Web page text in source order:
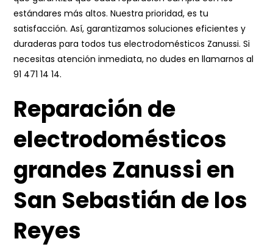
estándares más altos. Nuestra prioridad, es tu
satisfacción. Así, garantizamos soluciones eficientes y
duraderas para todos tus electrodomésticos Zanussi. Si
necesitas atención inmediata, no dudes en llamarnos al
91 471 14 14.
Reparación de
electrodomésticos
grandes Zanussi en
San Sebastián de los
Reyes